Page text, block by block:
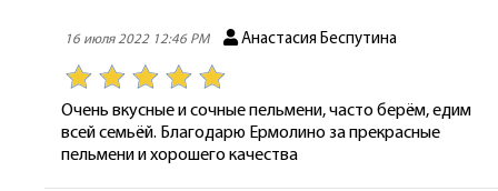
16 июля 2022 12:46 PM Анастасия Беспутина
Очень вкусные и сочные пельмени, часто берём, едим
всей семьёй. Благодарю Ермолино за прекрасные
пельмени и хорошего качества